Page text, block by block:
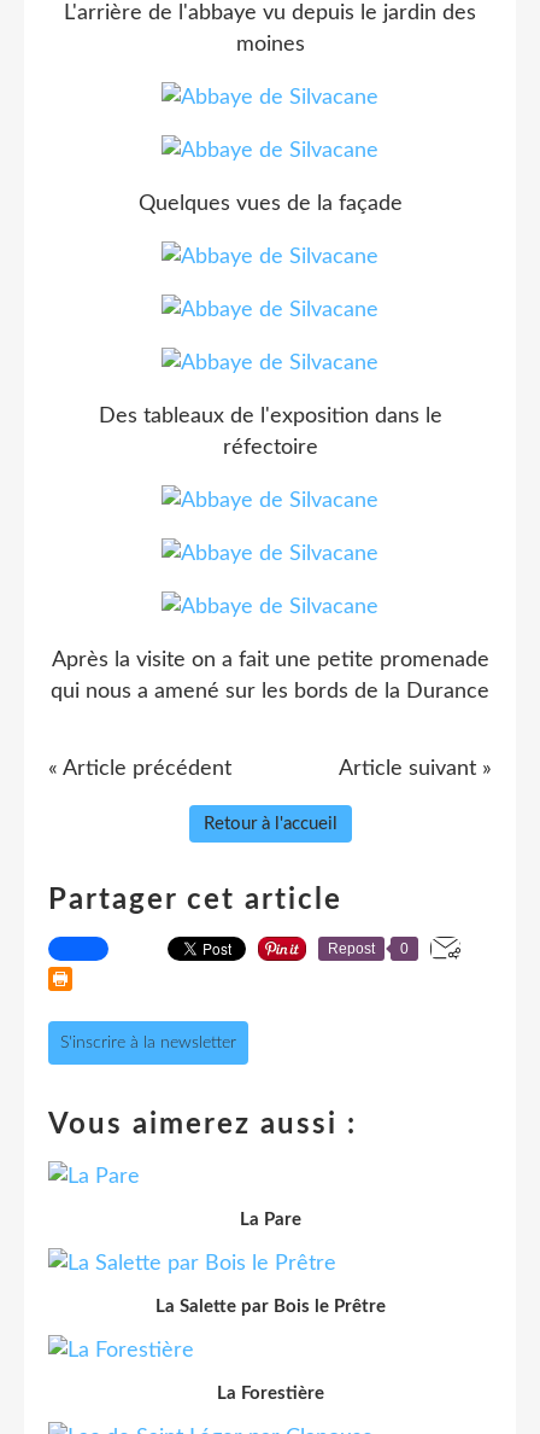
L'arrière de l'abbaye vu depuis le jardin des
moines
Quelques vues de la façade
Des tableaux de l'exposition dans le
réfectoire
Après la visite on a fait une petite promenade
qui nous a amené sur les bords de la Durance
« Article précédent Article suivant »
Retour à l'accueil
Partager cet article
Repost 0
S'inscrire à la newsletter
Vous aimerez aussi :
La Pare
La Salette par Bois le Prêtre
La Forestière